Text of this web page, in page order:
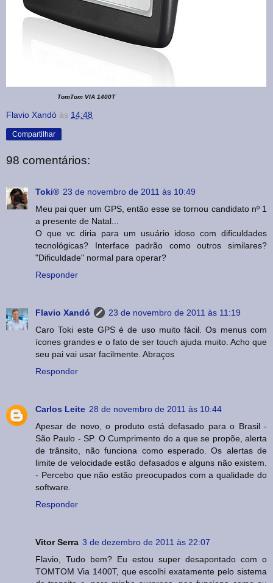
TomTom VIA 1400T
Flavio Xandó às 14:48
Compartilhar
98 comentários:
Toki® 23 de novembro de 2011 às 10:49
Meu pai quer um GPS, então esse se tornou candidato nº 1
a presente de Natal...
O que vc diria para um usuário idoso com dificuldades
tecnológicas? Interface padrão como outros similares?
"Dificuldade" normal para operar?
Responder
Flavio Xandó
23 de novembro de 2011 às 11:19
Caro Toki este GPS é de uso muito fácil. Os menus com
ícones grandes e o fato de ser touch ajuda muito. Acho que
seu pai vai usar facilmente. Abraços
Responder
Carlos Leite 28 de novembro de 2011 às 10:44
Apesar de novo, o produto está defasado para o Brasil -
São Paulo - SP. O Cumprimento do a que se propõe, alerta
de trânsito, não funciona como esperado. Os alertas de
limite de velocidade estão defasados e alguns não existem.
- Percebo que não estão preocupados com a qualidade do
software.
Responder
Vitor Serra 3 de dezembro de 2011 às 22:07
Flavio, Tudo bem? Eu estou super desapontado com o
TOMTOM Via 1400T, que escolhi exatamente pelo sistema